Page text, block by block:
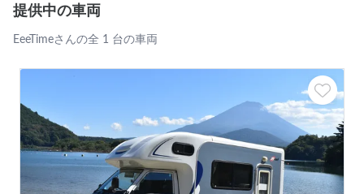
提供中の車両
EeeTimeさんの全 1 台の車両